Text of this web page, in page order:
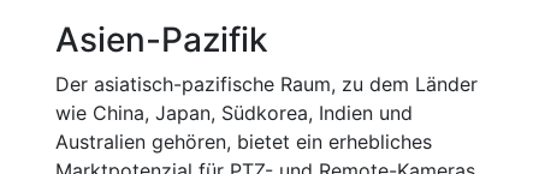
Asien-Pazifik
Der asiatisch-pazifische Raum, zu dem Länder
wie China, Japan, Südkorea, Indien und
Australien gehören, bietet ein erhebliches